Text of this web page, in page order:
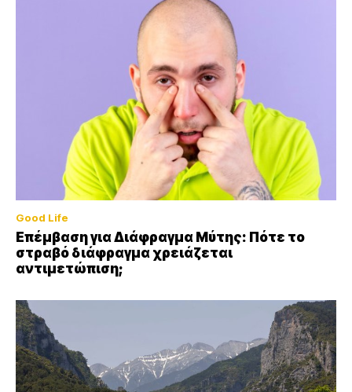
Good Life
Επέμβαση για Διάφραγμα Μύτης: Πότε το
στραβό διάφραγμα χρειάζεται
αντιμετώπιση;